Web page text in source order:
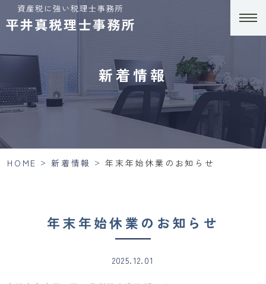
新着情報
HOME > 新着情報 > 年末年始休業のお知らせ
年末年始休業のお知らせ
2025.12.01